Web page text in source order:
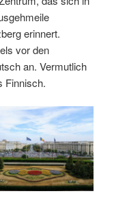
erinnert.
vor den
an. Vermutlich
Finnisch.